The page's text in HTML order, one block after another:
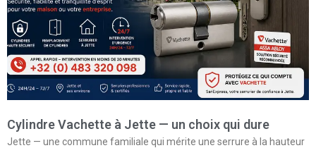
Cylindre Vachette à Jette — un choix qui dure
Jette — une commune familiale qui mérite une serrure à la hauteur